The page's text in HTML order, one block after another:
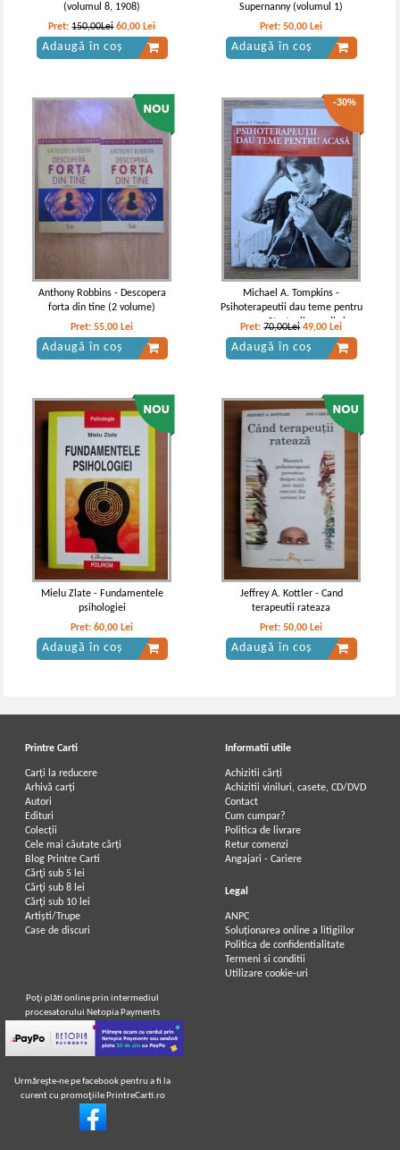
(volumul 8, 1908)
Pret:150,00Lei 60,00 Lei
Adaugă în coș
Supernanny (volumul 1)
Pret:50,00 Lei
Adaugă în coș
Anthony Robbins - Descopera
forta din tine (2 volume)
Pret:55,00 Lei
Adaugă în coș
-30%
Michael A. Tompkins -
Psihoterapeutii dau teme pentru
acasa. Strategii, reguli si
formulare
Pret:70,00Lei 49,00 Lei
Adaugă în coș
Mielu Zlate - Fundamentele
psihologiei
Pret:60,00 Lei
Adaugă în coș
Jeffrey A. Kottler - Cand
terapeutii rateaza
Pret:50,00 Lei
Adaugă în coș
Printre Carti
Carți la reducere
Arhivă carți
Autori
Edituri
Colecții
Cele mai căutate cărți
Blog Printre Carti
Cărţi sub 5 lei
Cărţi sub 8 lei
Cărţi sub 10 lei
Artiști/Trupe
Case de discuri
Informatii utile
Achizitii cărți
Achizitii viniluri, casete, CD/DVD
Contact
Cum cumpar?
Politica de livrare
Retur comenzi
Angajari - Cariere
Legal
ANPC
Soluționarea online a litigiilor
Politica de confidentialitate
Termeni si conditii
Utilizare cookie-uri
Poţi plăti online prin intermediul
procesatorului Netopia Payments
Urmăreşte-ne pe facebook pentru a fi la
curent cu promoţiile PrintreCarti.ro